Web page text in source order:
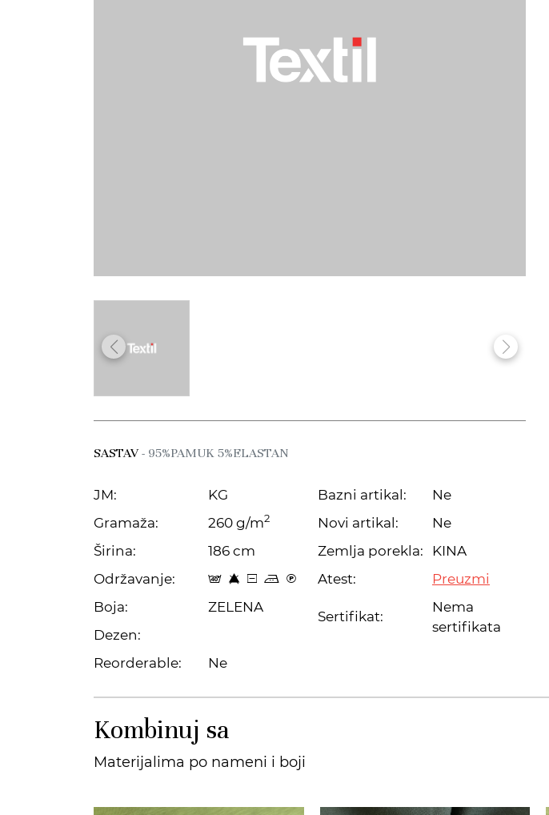
SASTAV- 95%PAMUK 5%ELASTAN
JM:
KG
Gramaža:
260 g/m2
Širina:
186 cm
Održavanje:
t 8 a p C
Boja:
ZELENA
Dezen:
Reorderable:
Ne
Bazni artikal:
Ne
Novi artikal:
Ne
Zemlja porekla:
KINA
Atest:
Preuzmi
Sertifikat:
Nema
sertifikata
Kombinuj sa
Materijalima po nameni i boji